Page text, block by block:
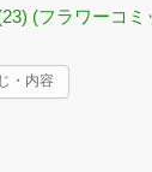
(フラワーコミ
・内容